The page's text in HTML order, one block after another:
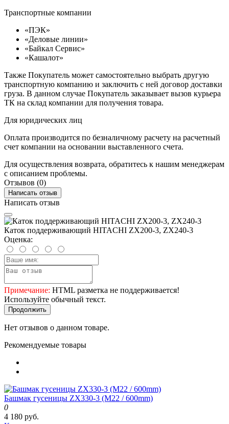
Транспортные компании
«ПЭК»
«Деловые линии»
«Байкал Сервис»
«Кашалот»
Также Покупатель может самостоятельно выбрать другую
транспортную компанию и заключить с ней договор доставки
груза. В данном случае Покупатель заказывает вызов курьера
ТК на склад компании для получения товара.
Для юридических лиц
Оплата производится по безналичному расчету на расчетный
счет компании на основании выставленного счета.
Для осуществления возврата, обратитесь к нашим менеджерам
с описанием проблемы.
Отзывов (0)
Написать отзыв
Написать отзыв
Каток поддерживающий HITACHI ZX200-3, ZX240-3
Оценка:
Примечание: HTML разметка не поддерживается!
Используйте обычный текст.
Продолжить
Нет отзывов о данном товаре.
Рекомендуемые товары
Башмак гусеницы ZX330-3 (M22 / 600mm)
0
4 180 руб.